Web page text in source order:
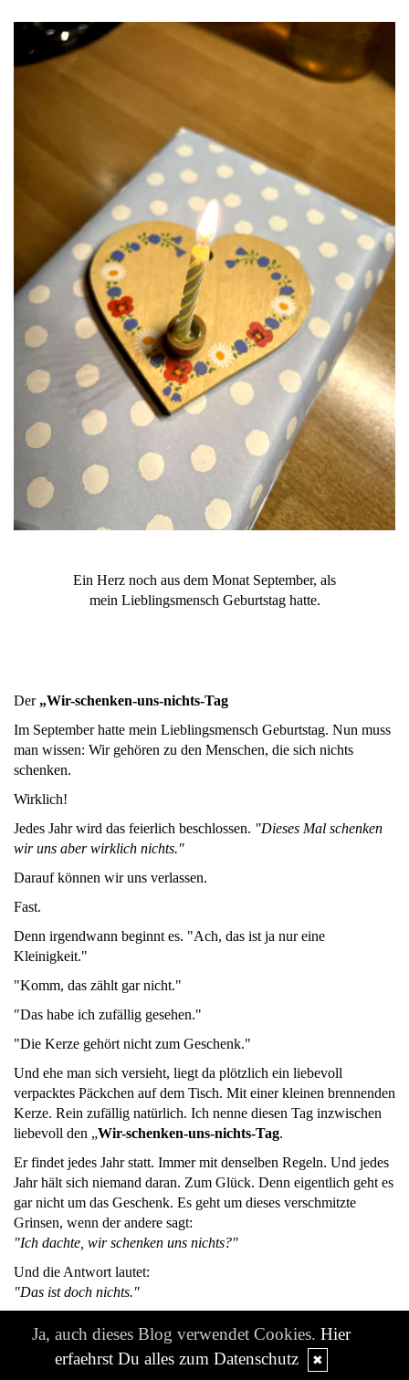
Ein Herz noch aus dem Monat September, als
mein Lieblingsmensch Geburtstag hatte.
Der„Wir-schenken-uns-nichts-Tag
Im September hatte mein Lieblingsmensch Geburtstag. Nun muss
man wissen: Wir gehören zu den Menschen, die sich nichts
schenken.
Wirklich!
Jedes Jahr wird das feierlich beschlossen. "Dieses Mal schenken
wir uns aber wirklich nichts."
Darauf können wir uns verlassen.
Fast.
Denn irgendwann beginnt es. "Ach, das ist ja nur eine
Kleinigkeit."
"Komm, das zählt gar nicht."
"Das habe ich zufällig gesehen."
"Die Kerze gehört nicht zum Geschenk."
Und ehe man sich versieht, liegt da plötzlich ein liebevoll
verpacktes Päckchen auf dem Tisch. Mit einer kleinen brennenden
Kerze. Rein zufällig natürlich. Ich nenne diesen Tag inzwischen
liebevoll den „Wir-schenken-uns-nichts-Tag.
Er findet jedes Jahr statt. Immer mit denselben Regeln. Und jedes
Jahr hält sich niemand daran. Zum Glück. Denn eigentlich geht es
gar nicht um das Geschenk. Es geht um dieses verschmitzte
Grinsen, wenn der andere sagt:
"Ich dachte, wir schenken uns nichts?"
Und die Antwort lautet:
"Das ist doch nichts."
Ein bisschen Papier.
Ja, auch dieses Blog verwendet Cookies. Hier
erfaehrst Du alles zum Datenschutz
✖